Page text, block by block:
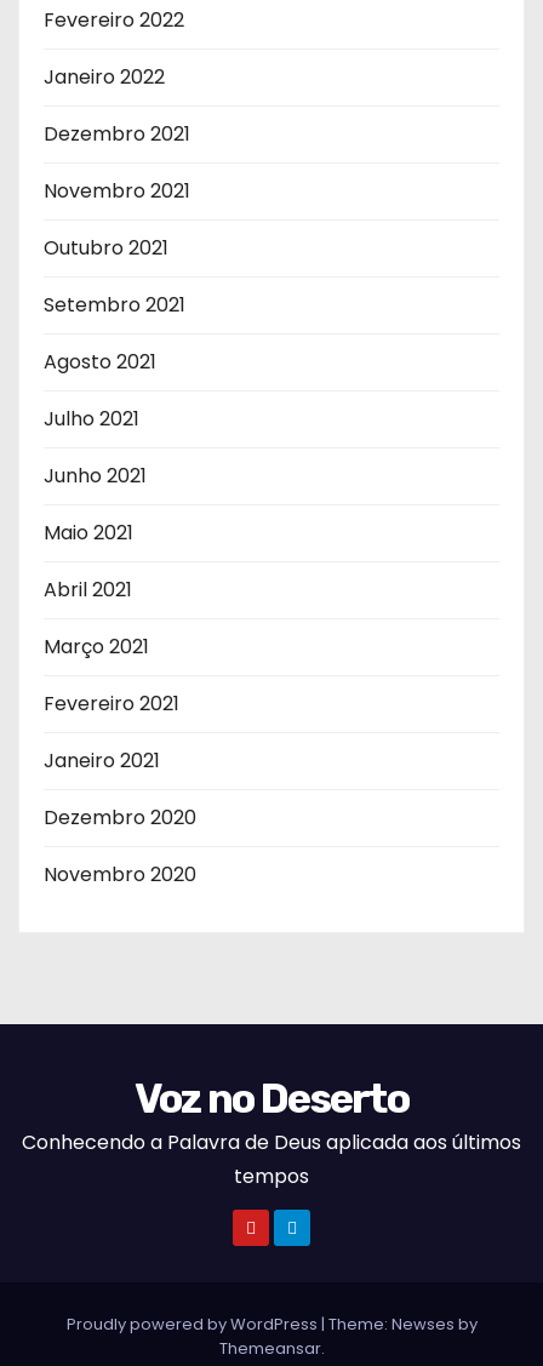
Fevereiro 2022
Janeiro 2022
Dezembro 2021
Novembro 2021
Outubro 2021
Setembro 2021
Agosto 2021
Julho 2021
Junho 2021
Maio 2021
Abril 2021
Março 2021
Fevereiro 2021
Janeiro 2021
Dezembro 2020
Novembro 2020
Voz no Deserto
Conhecendo a Palavra de Deus aplicada aos últimos
tempos
Proudly powered by WordPress | Theme: Newses by
Themeansar.